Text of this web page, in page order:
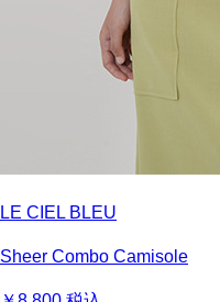
LE CIEL BLEU
Sheer Combo Camisole